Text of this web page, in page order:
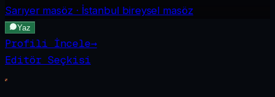
Sarıyermasöz · İstanbul bireysel masöz
Yaz
Profili İncele→
Editör Seçkisi